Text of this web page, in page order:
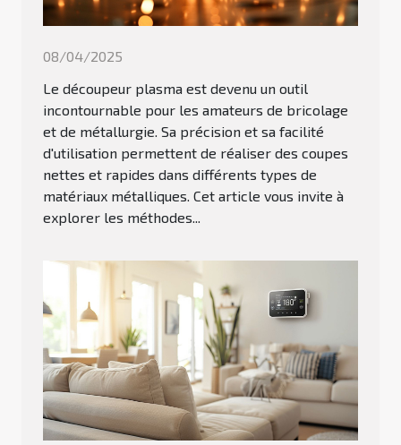
08/04/2025
Le découpeur plasma est devenu un outil
incontournable pour les amateurs de bricolage
et de métallurgie. Sa précision et sa facilité
d'utilisation permettent de réaliser des coupes
nettes et rapides dans différents types de
matériaux métalliques. Cet article vous invite à
explorer les méthodes...